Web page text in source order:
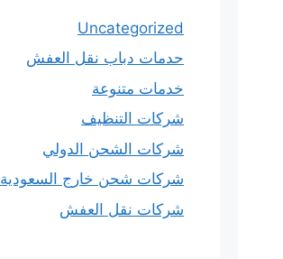
Uncategorized
حدمات دباب نقل العفش
خدمات متنوعة
شركات التنظيف
شركات الشحن الدولي
شركات شحن خارج السعودية
شركات نقل العفش